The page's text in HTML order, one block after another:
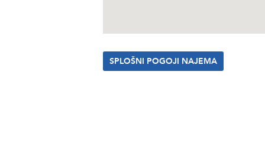
SPLOŠNI POGOJI NAJEMA